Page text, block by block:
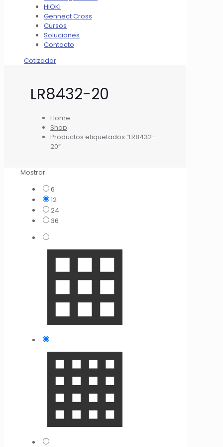
HIOKI
Gennect Cross
Cursos
Soluciones
Contacto
Cotizador
LR8432-20
Home
Shop
Productos etiquetados “LR8432-
20”
Mostrar:
6
12
24
36